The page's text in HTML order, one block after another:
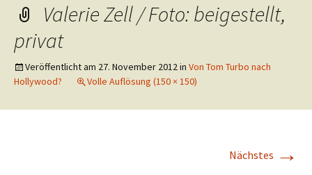
Valerie Zell / Foto: beigestellt,
privat
Veröffentlicht am 27. November 2012in Von Tom Turbo nach
Hollywood?
Volle Auflösung (150 × 150)
Nächstes →